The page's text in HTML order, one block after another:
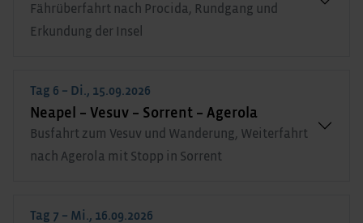
Fährüberfahrt nach Procida, Rundgang und
Erkundung der Insel
Tag 6 – Di., 15.09.2026
Neapel – Vesuv – Sorrent – Agerola
Busfahrt zum Vesuv und Wanderung, Weiterfahrt
nach Agerola mit Stopp in Sorrent
Tag 7 – Mi., 16.09.2026